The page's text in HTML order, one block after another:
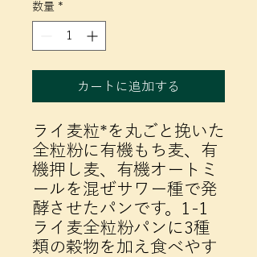
数量 *
カートに追加する
ライ麦粒*を丸ごと挽いた
全粒粉に有機もち麦、有
機押し麦、有機オートミ
ールを混ぜサワー種で発
酵させたパンです。1-1
ライ麦全粒粉パンに3種
類の穀物を加え食べやす